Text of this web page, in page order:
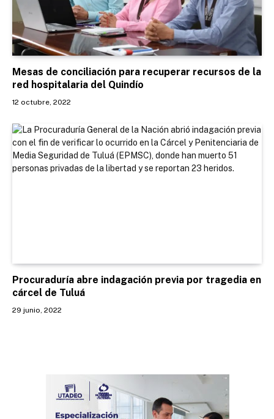
Mesas de conciliación para recuperar recursos de la
red hospitalaria del Quindío
12 octubre, 2022
Procuraduría abre indagación previa por tragedia en
cárcel de Tuluá
29 junio, 2022